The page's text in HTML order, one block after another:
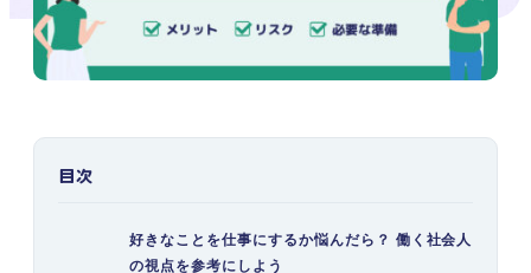
目次
好きなことを仕事にするか悩んだら？ 働く社会人
の視点を参考にしよう